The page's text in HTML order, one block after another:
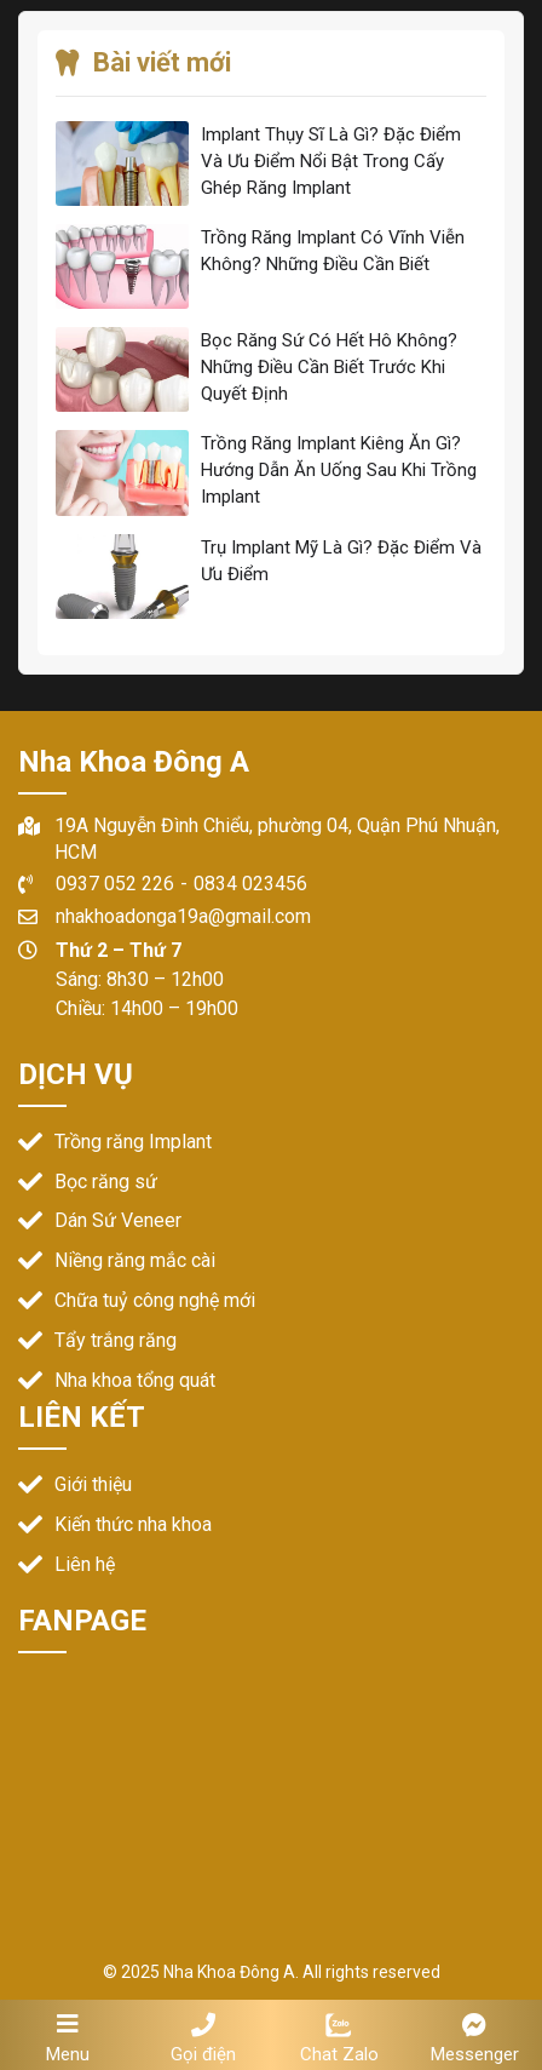
Bài viết mới
Implant Thụy Sĩ Là Gì? Đặc Điểm
Và Ưu Điểm Nổi Bật Trong Cấy
Ghép Răng Implant
Trồng Răng Implant Có Vĩnh Viễn
Không? Những Điều Cần Biết
Bọc Răng Sứ Có Hết Hô Không?
Những Điều Cần Biết Trước Khi
Quyết Định
Trồng Răng Implant Kiêng Ăn Gì?
Hướng Dẫn Ăn Uống Sau Khi Trồng
Implant
Trụ Implant Mỹ Là Gì? Đặc Điểm Và
Ưu Điểm
Nha Khoa Đông A
19A Nguyễn Đình Chiểu, phường 04, Quận Phú Nhuận,
HCM
0937 052 226 - 0834 023456
nhakhoadonga19a@gmail.com
Thứ 2 – Thứ 7
Sáng: 8h30 – 12h00
Chiều: 14h00 – 19h00
DỊCH VỤ
Trồng răng Implant
Bọc răng sứ
Dán Sứ Veneer
Niềng răng mắc cài
Chữa tuỷ công nghệ mới
Tẩy trắng răng
Nha khoa tổng quát
LIÊN KẾT
Giới thiệu
Kiến thức nha khoa
Liên hệ
FANPAGE
© 2025 Nha Khoa Đông A. All rights reserved
Menu Gọi điện Chat Zalo Messenger